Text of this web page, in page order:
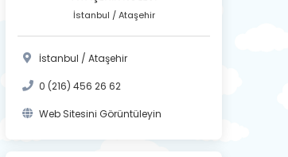
İstanbul / Ataşehir
İstanbul / Ataşehir
0 (216) 456 26 62
Web Sitesini Görüntüleyin